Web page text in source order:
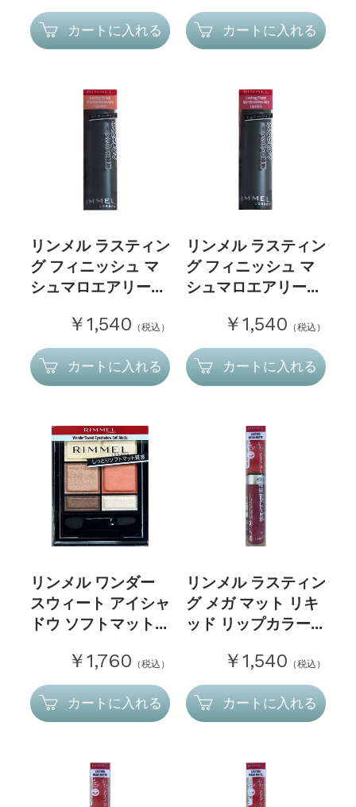
カートに入れる カートに入れる
リンメル ラスティン
グ フィニッシュ マ
シュマロエアリー...
￥1,540 （税込）
カートに入れる
リンメル ラスティン
グ フィニッシュ マ
シュマロエアリー...
￥1,540 （税込）
カートに入れる
リンメル ワンダー
スウィート アイシャ
ドウ ソフトマット...
￥1,760 （税込）
カートに入れる
リンメル ラスティン
グ メガ マット リキ
ッド リップカラー...
￥1,540 （税込）
カートに入れる